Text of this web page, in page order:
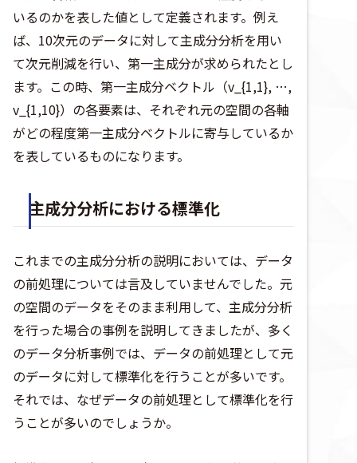
いるのかを表した値として定義されます。例え
ば、10次元のデータに対して主成分分析を用い
て次元削減を行い、第一主成分が求められたとし
ます。この時、第一主成分ベクトル（v_{1,1}, …,
v_{1,10}）の各要素は、それぞれ元の空間の各軸
がどの程度第一主成分ベクトルに寄与しているか
を表しているものになります。
主成分分析における標準化
これまでの主成分分析の説明においては、データ
の前処理については言及していませんでした。元
の空間のデータをそのまま利用して、主成分分析
を行った場合の事例を説明してきましたが、多く
のデータ分析事例では、データの前処理として元
のデータに対して標準化を行うことが多いです。
それでは、なぜデータの前処理として標準化を行
うことが多いのでしょうか。